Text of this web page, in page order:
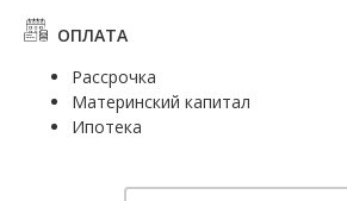
ОПЛАТА
Рассрочка
Материнский капитал
Ипотека